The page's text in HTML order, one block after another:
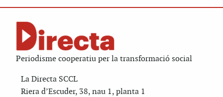
Periodisme cooperatiu per la transformació social
La Directa SCCL
Riera d’Escuder, 38, nau 1, planta 1